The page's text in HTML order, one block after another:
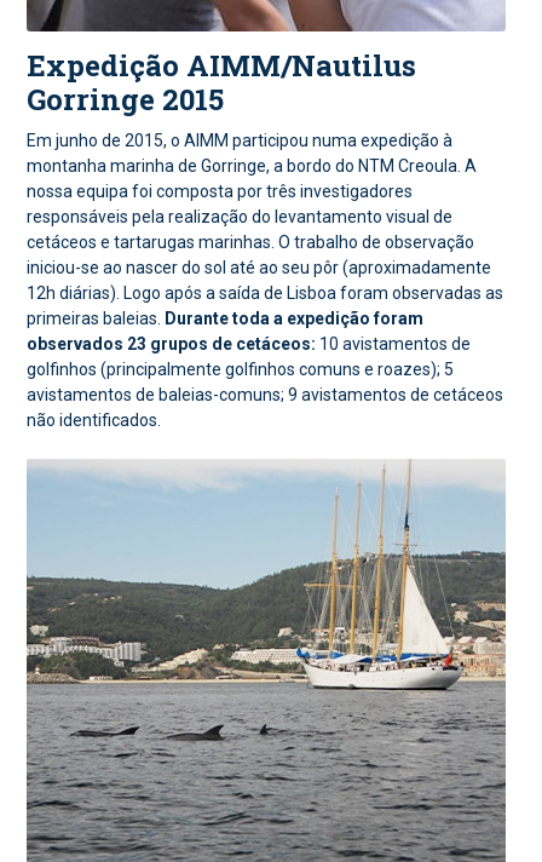
Expedição AIMM/Nautilus
Gorringe 2015
Em junho de 2015, o AIMM participou numa expedição à
montanha marinha de Gorringe, a bordo do NTM Creoula. A
nossa equipa foi composta por três investigadores
responsáveis pela realização do levantamento visual de
cetáceos e tartarugas marinhas. O trabalho de observação
iniciou-se ao nascer do sol até ao seu pôr (aproximadamente
12h diárias). Logo após a saída de Lisboa foram observadas as
primeiras baleias. Durante toda a expedição foram
observados 23 grupos de cetáceos: 10 avistamentos de
golfinhos (principalmente golfinhos comuns e roazes); 5
avistamentos de baleias-comuns; 9 avistamentos de cetáceos
não identificados.